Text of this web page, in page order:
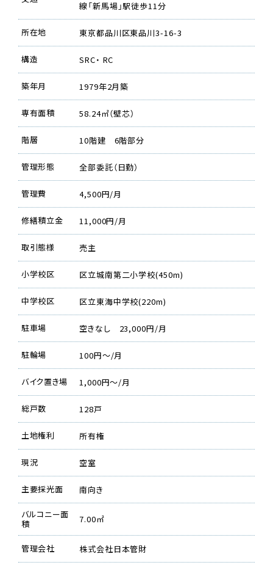
線「新馬場」駅徒歩11分
所在地 東京都品川区東品川3-16-3
構造 SRC・ RC
築年月 1979年2月築
専有面積 58.24㎡（壁芯）
階層 10階建 6階部分
管理形態 全部委託（日勤）
管理費 4,500円/月
修繕積立金 11,000円/月
取引態様 売主
小学校区 区立城南第二小学校(450m)
中学校区 区立東海中学校(220m)
駐車場 空きなし 23,000円/月
駐輪場 100円〜/月
バイク置き場 1,000円〜/月
総戸数 128戸
土地権利 所有権
現況 空室
主要採光面 南向き
バルコニー面
積
7.00㎡
管理会社 株式会社日本管財